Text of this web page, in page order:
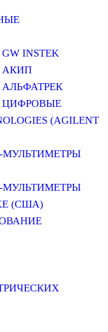
INSTEK
АКИП
ЦИФРОВЫЕ
(AGILENT
(США)